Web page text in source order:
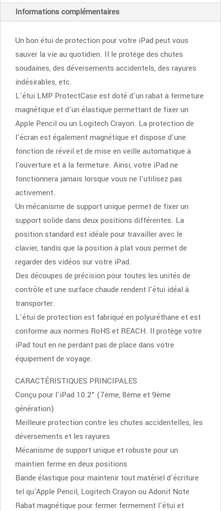
Informations complémentaires
Un bon étui de protection pour votre iPad peut vous
sauver la vie au quotidien. Il le protège des chutes
soudaines, des déversements accidentels, des rayures
indésirables, etc.
L'étui LMP ProtectCase est doté d'un rabat à fermeture
magnétique et d'un élastique permettant de fixer un
Apple Pencil ou un Logitech Crayon. La protection de
l'écran est également magnétique et dispose d'une
fonction de réveil et de mise en veille automatique à
l'ouverture et à la fermeture. Ainsi, votre iPad ne
fonctionnera jamais lorsque vous ne l'utilisez pas
activement.
Un mécanisme de support unique permet de fixer un
support solide dans deux positions différentes. La
position standard est idéale pour travailler avec le
clavier, tandis que la position à plat vous permet de
regarder des vidéos sur votre iPad.
Des découpes de précision pour toutes les unités de
contrôle et une surface chaude rendent l'étui idéal à
transporter.
L'étui de protection est fabriqué en polyuréthane et est
conforme aux normes RoHS et REACH. Il protège votre
iPad tout en ne perdant pas de place dans votre
équipement de voyage.
CARACTÉRISTIQUES PRINCIPALES
Conçu pour l'iPad 10.2" (7ème, 8ème et 9ème
génération)
Meilleure protection contre les chutes accidentelles, les
déversements et les rayures
Mécanisme de support unique et robuste pour un
maintien ferme en deux positions
Bande élastique pour maintenir tout matériel d'écriture
tel qu'Apple Pencil, Logitech Crayon ou Adonit Note
Rabat magnétique pour fermer fermement l'étui et